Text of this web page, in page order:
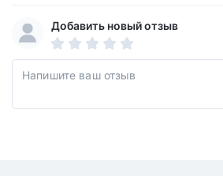
Добавить новый отзыв